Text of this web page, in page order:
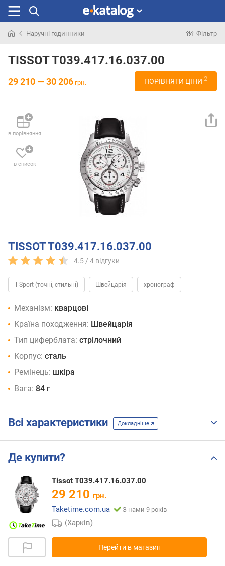
раніше
Наручні годинники Фільтр
TISSOT T039.417.16.037.00
29 210 — 30 206 грн. ПОРІВНЯТИ ЦІНИ 2
в порівняння
в список
TISSOT T039.417.16.037.00
4.5 /4 відгуки
T-Sport (точні, стильні) Швейцарія хронограф
Механізм: кварцові
Країна походження: Швейцарія
Тип циферблата: стрілочний
Корпус: сталь
Ремінець: шкіра
Вага: 84 г
Всі характеристики Докладніше
Де купити?
Tissot T039.417.16.037.00
29 210 грн.
Taketime.com.ua
З нами 9 років
(Харків)
Перейти в магазин